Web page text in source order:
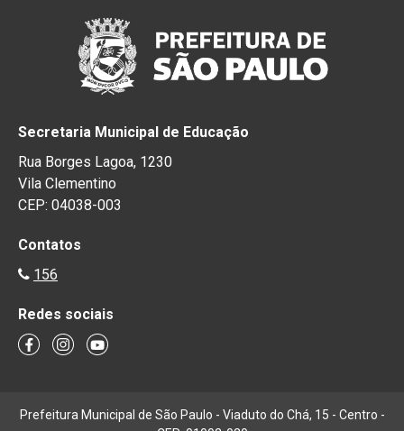
Secretaria Municipal de Educação
Rua Borges Lagoa, 1230
Vila Clementino
CEP: 04038-003
Contatos
156
Redes sociais
Prefeitura Municipal de São Paulo - Viaduto do Chá, 15 - Centro -